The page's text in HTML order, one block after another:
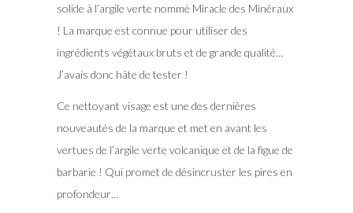
solide à l’argile verte nommé Miracle des Minéraux
! La marque est connue pour utiliser des
ingrédients végétaux bruts et de grande qualité…
J’avais donc hâte de tester !
Ce nettoyant visage est une des dernières
nouveautés de la marque et met en avant les
vertues de l’argile verte volcanique et de la figue de
barbarie ! Qui promet de désincruster les pires en
profondeur…